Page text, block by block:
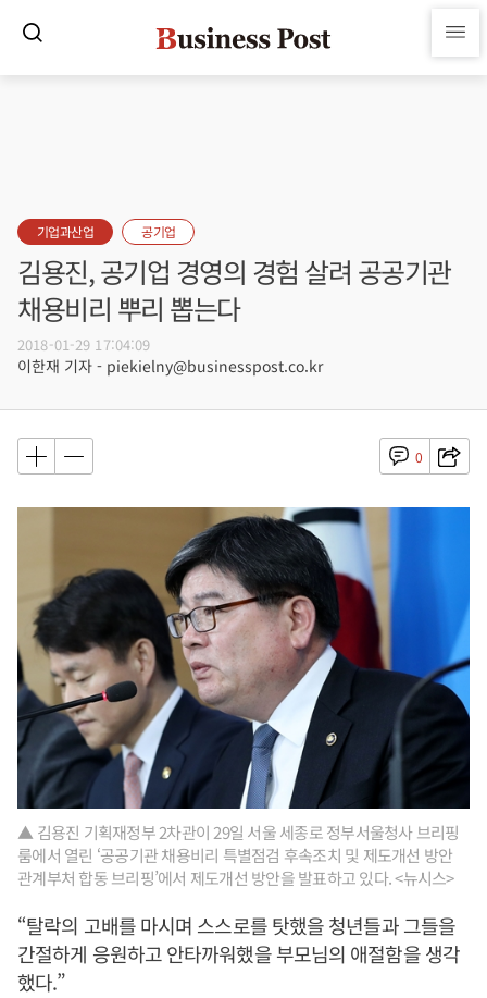
기업과산업 공기업
김용진, 공기업 경영의 경험 살려 공공기관
채용비리 뿌리 뽑는다
2018-01-29 17:04:09
이한재 기자 - piekielny@businesspost.co.kr
0
▲ 김용진 기획재정부 2차관이 29일 서울 세종로 정부서울청사 브리핑
룸에서 열린 ‘공공기관 채용비리 특별점검 후속조치 및 제도개선 방안
관계부처 합동 브리핑’에서 제도개선 방안을 발표하고 있다. <뉴시스>
“탈락의 고배를 마시며 스스로를 탓했을 청년들과 그들을
간절하게 응원하고 안타까워했을 부모님의 애절함을 생각
했다.”